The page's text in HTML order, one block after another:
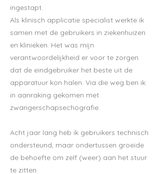
ingestapt.
Als klinisch applicatie specialist werkte ik
samen met de gebruikers in ziekenhuizen
en klinieken. Het was mijn
verantwoordelijkheid er voor te zorgen
dat de eindgebruiker het beste uit de
apparatuur kon halen. Via die weg ben ik
in aanraking gekomen met
zwangerschapsechografie.
Acht jaar lang heb ik gebruikers technisch
ondersteund, maar ondertussen groeide
de behoefte om zelf (weer) aan het stuur
te zitten.